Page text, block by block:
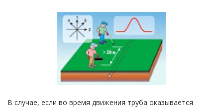
В случае, если во время движения труба оказывается